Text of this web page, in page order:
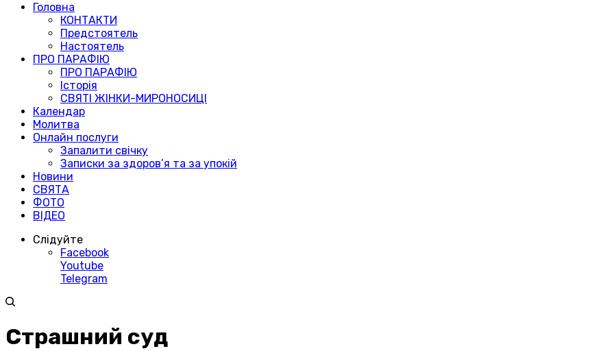
Головна
КОНТАКТИ
Предстоятель
Настоятель
ПРО ПАРАФІЮ
ПРО ПАРАФІЮ
Історія
СВЯТІ ЖІНКИ-МИРОНОСИЦІ
Календар
Молитва
Онлайн послуги
Запалити свічку
Записки за здоров’я та за упокій
Новини
СВЯТА
ФОТО
ВІДЕО
Слідуйте
Facebook
Youtube
Telegram
Страшний суд